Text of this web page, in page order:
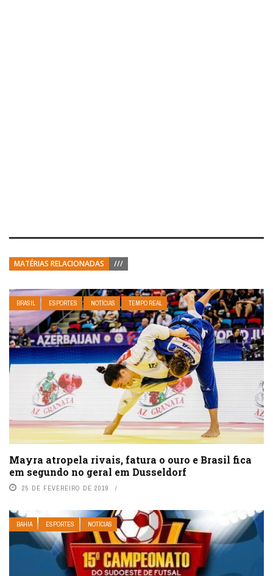
MATÉRIAS RELACIONADAS ///
BRASIL ESPORTES NOTÍCIAS TEMPO REAL
Mayra atropela rivais, fatura o ouro e Brasil fica
em segundo no geral em Dusseldorf
25 DE FEVEREIRO DE 2019
BAHIA ESPORTES NOTÍCIAS